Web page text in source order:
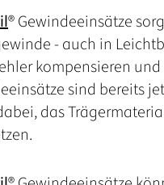
® Gewindeeinsätze
- auch in
kompensieren
sind bereits
das